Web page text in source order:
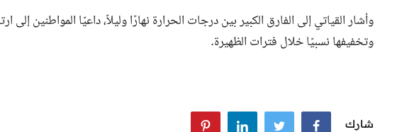
وأشار القياتي إلى الفارق الكبير بين درجات الحرارة نهارًا وليلاً، داعيًا المواطنين إلى
وتخفيفها نسبيًا خلال فترات الظهيرة.
شارك